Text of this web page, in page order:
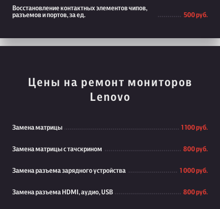
Восстановление контактных элементов чипов,
разъемов и портов, за ед.
500 руб.
Цены на ремонт мониторов
Lenovo
Замена матрицы 1 100 руб.
Замена матрицы с тачскрином 800 руб.
Замена разъема зарядного устройства 1 000 руб.
Замена разъема HDMI, аудио, USB 800 руб.